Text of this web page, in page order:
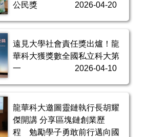
公民獎
2026-04-20
遠見大學社會責任獎出爐！龍
華科大獲獎數全國私立科大第
一
2026-04-10
龍華科大邀圖靈鏈執行長胡耀
傑開講 分享區塊鏈創業歷
程 勉勵學子勇敢前行邁向國